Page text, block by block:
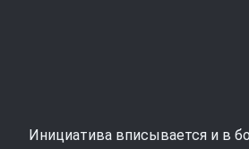
Инициатива вписывается и в